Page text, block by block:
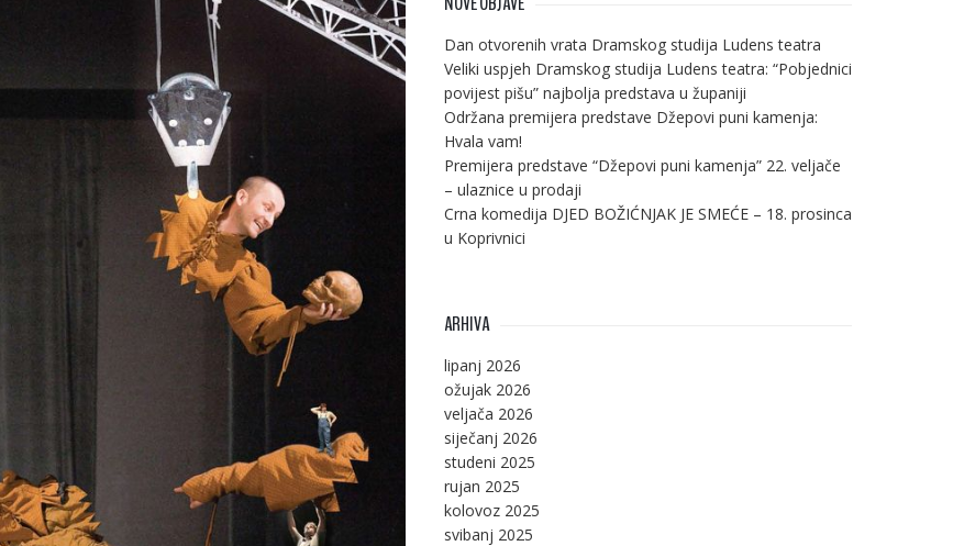
Dan otvorenih vrata Dramskog studija Ludens teatra
Veliki uspjeh Dramskog studija Ludens teatra: “Pobjednici
povijest pišu” najbolja predstava u županiji
Održana premijera predstave Džepovi puni kamenja:
Hvala vam!
Premijera predstave “Džepovi puni kamenja” 22. veljače
– ulaznice u prodaji
Crna komedija DJED BOŽIĆNJAK JE SMEĆE – 18. prosinca
u Koprivnici
ARHIVA
lipanj 2026
ožujak 2026
veljača 2026
siječanj 2026
studeni 2025
rujan 2025
kolovoz 2025
svibanj 2025